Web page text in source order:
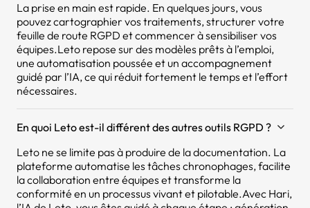
La prise en main est rapide. En quelques jours, vous
pouvez cartographier vos traitements, structurer votre
feuille de route RGPD et commencer à sensibiliser vos
équipes.Leto repose sur des modèles prêts à l’emploi,
une automatisation poussée et un accompagnement
guidé par l’IA, ce qui réduit fortement le temps et l’effort
nécessaires.
En quoi Leto est-il différent des autres outils RGPD ?
Leto ne se limite pas à produire de la documentation. La
plateforme automatise les tâches chronophages, facilite
la collaboration entre équipes et transforme la
conformité en un processus vivant et pilotable.Avec Hari,